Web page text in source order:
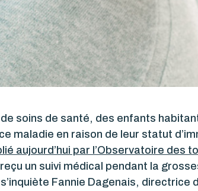
soins de santé, des enfants
maladie en raison de leur statut
aujourd’hui par l’Observatoire des
un suivi médical pendant la
Fannie Dagenais, directrice